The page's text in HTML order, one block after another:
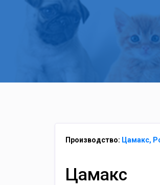
Производство: Цамакс,
Цамакс